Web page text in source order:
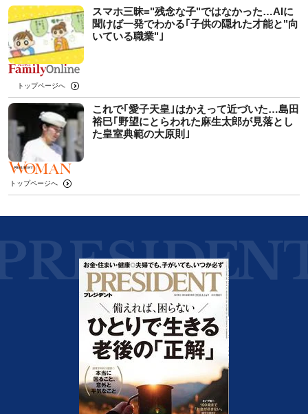
スマホ三昧="残念な子"ではなかった…AIに
聞けば一発でわかる｢子供の隠れた才能と"向
いている職業"｣
トップページへ
これで｢愛子天皇｣はかえって近づいた…島田
裕巳｢野望にとらわれた麻生太郎が見落とし
た皇室典範の大原則｣
トップページへ